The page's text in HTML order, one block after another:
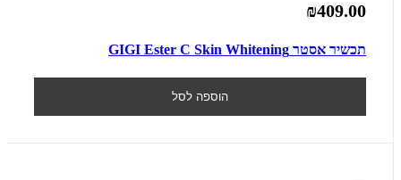
₪409.00
תכשיר אסטר GIGI Ester C Skin Whitening
הוספה לסל